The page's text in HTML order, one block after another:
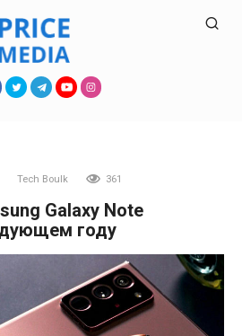
Tech Boulk 361
Galaxy Note
году